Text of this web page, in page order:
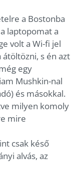
a Bostonba
laptopomat a
volt a Wi-fi jel
s én azt
egy
Mushkin-nal
és másokkal.
milyen komoly
mire
csak késő
alvás, az